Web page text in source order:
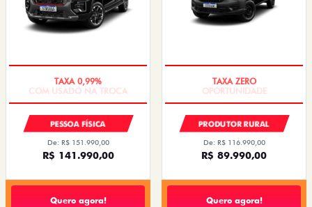
PESSOA FÍSICA
De: R$ 151.990,00
R$ 141.990,00
Quero agora!
PRODUTOR RURAL
De: R$ 116.990,00
R$ 89.990,00
Quero agora!